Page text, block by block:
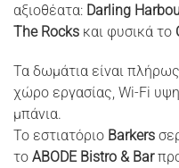
αξιοθέατα: Darling
The Rocks και φυσικά το
Τα δωμάτια είναι
χώρο εργασίας, Wi-Fi
μπάνια.
Το εστιατόριο Barkers
το ABODE Bistro & Bar